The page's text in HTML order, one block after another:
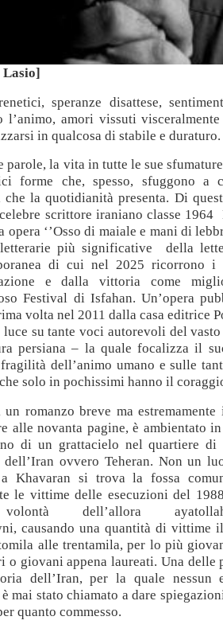
speranze disattese,
l’animo, amori vissuti
in qualcosa di stabile e duraturo.
parole, la vita in tutte le sue
forme che, spesso, sfuggono a
che la quotidianità presenta. Di
scrittore iraniano classe 1964
opera ‘’Osso di maiale e mani di
più significative della
di cui nel 2025 ricorrono i
e dalla vittoria come
Festival di Isfahan. Un’opera
volta nel 2011 dalla casa editrice
luce su tante voci autorevoli del
persiana – la quale focalizza il
dell’animo umano e sulle
solo in pochissimi hanno il
un romanzo breve ma
alle novanta pagine, è ambientato
di un grattacielo nel quartiere di
dell’Iran ovvero Teheran. Non un
Khavaran si trova la fossa
le vittime delle esecuzioni del
dell’allora
causando una quantità di vittime
alle trentamila, per lo più
o giovani appena laureati. Una delle
dell’Iran, per la quale nessun
mai stato chiamato a dare
quanto commesso.